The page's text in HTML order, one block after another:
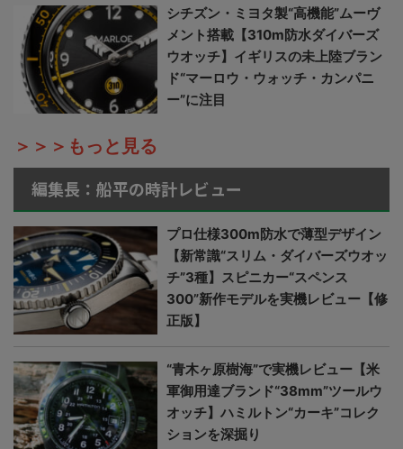
シチズン・ミヨタ製“高機能”ムーヴ
メント搭載【310m防水ダイバーズ
ウオッチ】イギリスの未上陸ブラン
ド“マーロウ・ウォッチ・カンパニ
ー”に注目
＞＞＞もっと見る
編集長：船平の時計レビュー
プロ仕様300m防水で薄型デザイン
【新常識“スリム・ダイバーズウオッ
チ”3種】スピニカー“スペンス
300”新作モデルを実機レビュー【修
正版】
“青木ヶ原樹海”で実機レビュー【米
軍御用達ブランド“38mm”ツールウ
オッチ】ハミルトン“カーキ”コレク
ションを深掘り